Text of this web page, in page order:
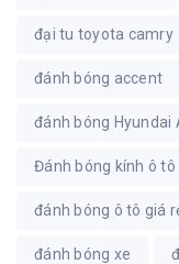
đại tu toyota camry
đánh bóng accent
đánh bóng Hyundai
Đánh bóng kính ô tô
đánh bóng ô tô giá
đánh bóng xe